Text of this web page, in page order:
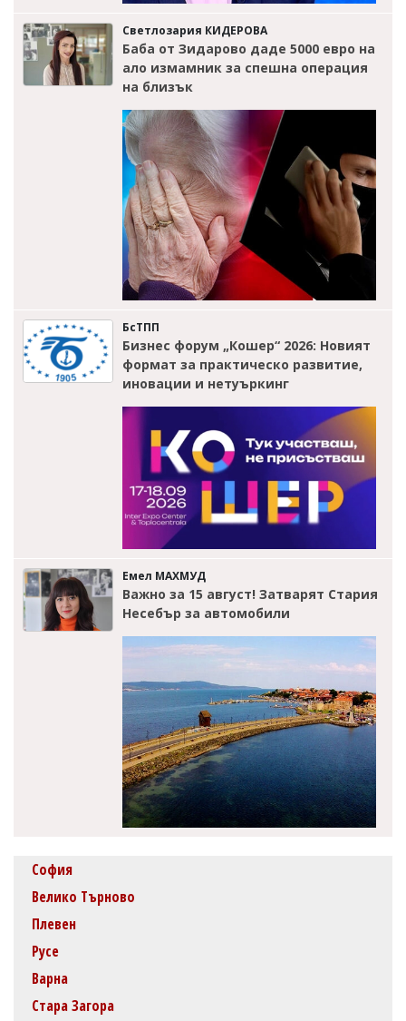
Светлозария КИДЕРОВА
Баба от Зидарово даде 5000 евро на
ало измамник за спешна операция
на близък
БсТПП
Бизнес форум „Кошер“ 2026: Новият
формат за практическо развитие,
иновации и нетуъркинг
Емел МАХМУД
Важно за 15 август! Затварят Стария
Несебър за автомобили
София
Велико Търново
Плевен
Русе
Варна
Стара Загора